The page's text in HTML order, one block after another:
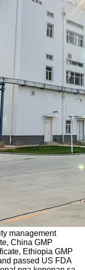
management
China GMP
Ethiopia GMP
passed US FDA